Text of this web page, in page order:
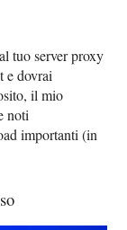
tuo server proxy
e dovrai
il mio
noti
importanti (in